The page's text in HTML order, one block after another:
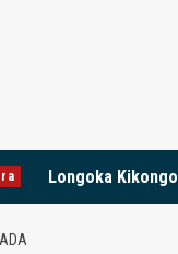
Longoka Kikongo